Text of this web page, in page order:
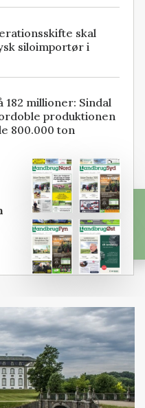
skal
siloimportør i
182 millioner: Sindal
produktionen
800.000 ton